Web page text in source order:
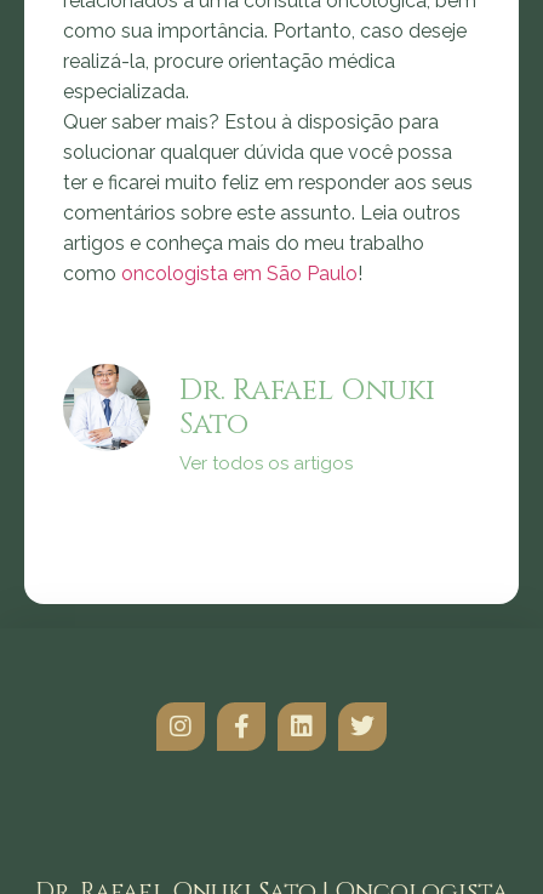
como sua importância. Portanto, caso deseje
realizá-la, procure orientação médica
especializada.
Quer saber mais? Estou à disposição para
solucionar qualquer dúvida que você possa
ter e ficarei muito feliz em responder aos seus
comentários sobre este assunto. Leia outros
artigos e conheça mais do meu trabalho
como oncologista em São Paulo!
Dr. Rafael Onuki
Sato
Ver todos os artigos